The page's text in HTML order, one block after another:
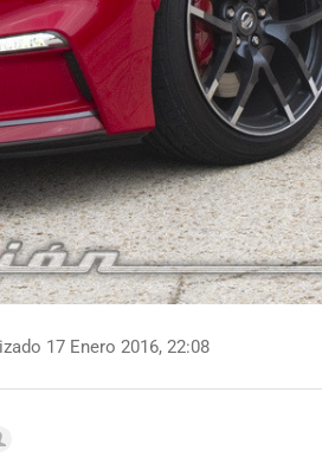
17 Enero 2016, 22:08